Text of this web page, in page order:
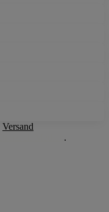
Versand
.